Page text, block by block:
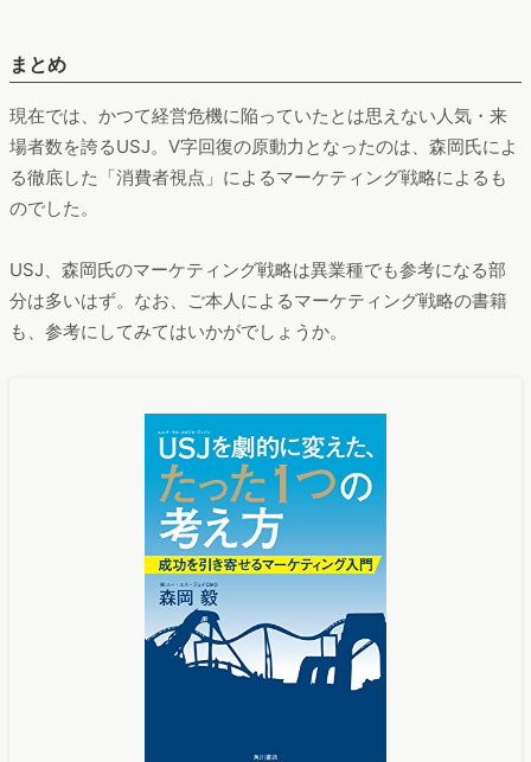
まとめ
現在では、かつて経営危機に陥っていたとは思えない人気・来
場者数を誇るUSJ。V字回復の原動力となったのは、森岡氏によ
る徹底した「消費者視点」によるマーケティング戦略によるも
のでした。
USJ、森岡氏のマーケティング戦略は異業種でも参考になる部
分は多いはず。なお、ご本人によるマーケティング戦略の書籍
も、参考にしてみてはいかがでしょうか。